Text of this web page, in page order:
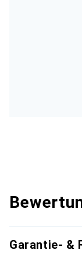
Garantie- &